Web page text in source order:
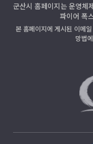
군산시 홈페이지는 운영
파이어 폭
본 홈페이지에 게시된 이메
망법